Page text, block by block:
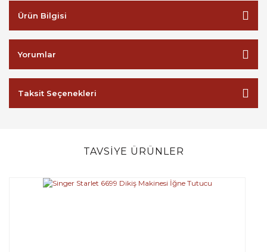
Ürün Bilgisi
Yorumlar
Taksit Seçenekleri
TAVSİYE ÜRÜNLER